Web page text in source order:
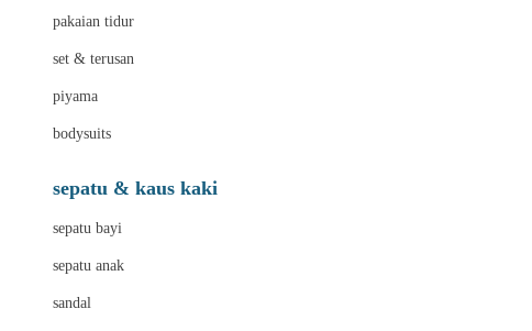
pakaian tidur
set & terusan
piyama
bodysuits
sepatu & kaus kaki
sepatu bayi
sepatu anak
sandal